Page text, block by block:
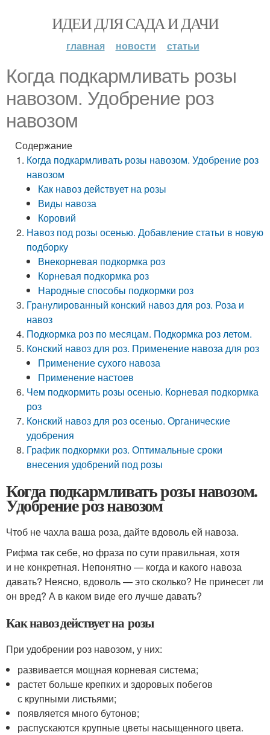
ИДЕИ ДЛЯ САДА И ДАЧИ
главная новости статьи
Когда подкармливать розы
навозом. Удобрение роз
навозом
Содержание
Когда подкармливать розы навозом. Удобрение роз
навозом
Как навоз действует на розы
Виды навоза
Коровий
Навоз под розы осенью. Добавление статьи в новую
подборку
Внекорневая подкормка роз
Корневая подкормка роз
Народные способы подкормки роз
Гранулированный конский навоз для роз. Роза и
навоз
Подкормка роз по месяцам. Подкормка роз летом.
Конский навоз для роз. Применение навоза для роз
Применение сухого навоза
Применение настоев
Чем подкормить розы осенью. Корневая подкормка
роз
Конский навоз для роз осенью. Органические
удобрения
График подкормки роз. Оптимальные сроки
внесения удобрений под розы
Когда подкармливать розы навозом.
Удобрение роз навозом
Чтоб не чахла ваша роза, дайте вдоволь ей навоза.
Рифма так себе, но фраза по сути правильная, хотя
и не конкретная. Непонятно — когда и какого навоза
давать? Неясно, вдоволь — это сколько? Не принесет ли
он вред? А в каком виде его лучше давать?
Как навоз действует на розы
При удобрении роз навозом, у них:
развивается мощная корневая система;
растет больше крепких и здоровых побегов
с крупными листьями;
появляется много бутонов;
распускаются крупные цветы насыщенного цвета.